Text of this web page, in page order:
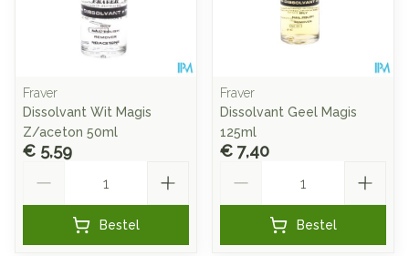
Fraver
Dissolvant Wit Magis
Z/aceton 50ml
€ 5,59
Bestel
Fraver
Dissolvant Geel Magis
125ml
€ 7,40
Bestel